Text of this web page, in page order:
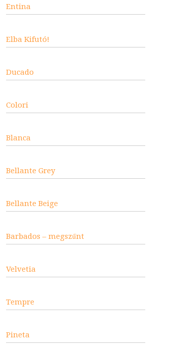
Entina
Elba Kifutó!
Ducado
Colori
Blanca
Bellante Grey
Bellante Beige
Barbados – megszűnt
Velvetia
Tempre
Pineta